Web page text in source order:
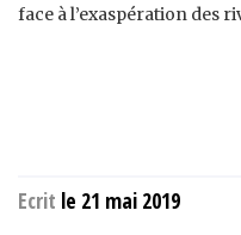
face à l’exaspération des
Ecrit le 21 mai 2019